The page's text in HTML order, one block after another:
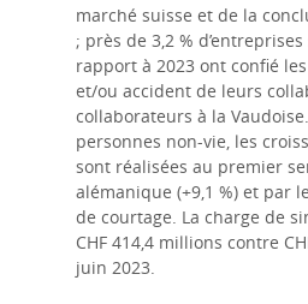
marché suisse et de la
; près de 3,2 %
rapport à 2023 ont confié
et/ou accident de leurs
collaborateurs à la
personnes non-vie, les
sont réalisées au premier
alémanique (+9,1 %) et par
de courtage. La charge de
CHF 414,4 millions contre
juin 2023.